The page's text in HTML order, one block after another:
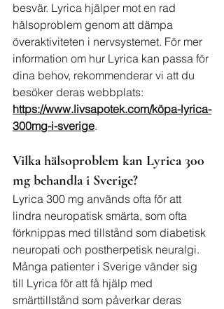
besvär. Lyrica hjälper mot en rad
hälsoproblem genom att dämpa
överaktiviteten i nervsystemet. För mer
information om hur Lyrica kan passa för
dina behov, rekommenderar vi att du
besöker deras webbplats:
https://www.livsapotek.com/köpa-lyrica-
300mg-i-sverige.
Vilka hälsoproblem kan Lyrica 300
mg behandla i Sverige?
Lyrica 300 mg används ofta för att
lindra neuropatisk smärta, som ofta
förknippas med tillstånd som diabetisk
neuropati och postherpetisk neuralgi.
Många patienter i Sverige vänder sig
till Lyrica för att få hjälp med
smärttillstånd som påverkar deras